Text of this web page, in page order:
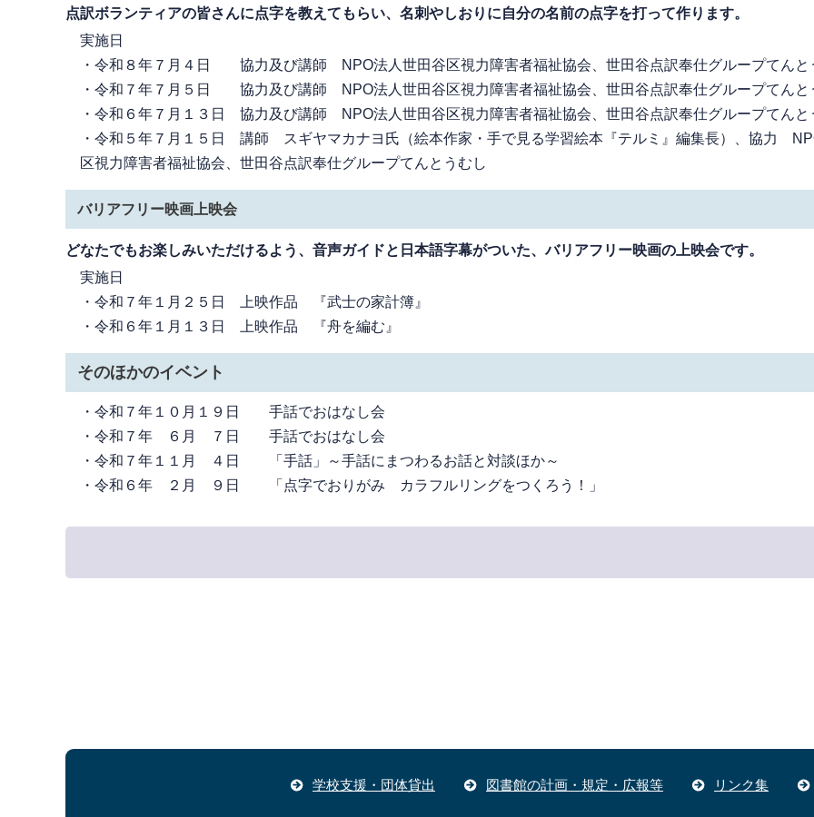
点訳ボランティアの皆さんに点字を教えてもらい、名刺やしおりに自分の名前の点字を打って作ります。
実施日
・令和８年７月４日 協力及び講師 NPO法人世田谷区視力障害者福祉協会、世田谷点訳奉仕グループてんと
・令和７年７月５日 協力及び講師 NPO法人世田谷区視力障害者福祉協会、世田谷点訳奉仕グループてんと
・令和６年７月１３日 協力及び講師 NPO法人世田谷区視力障害者福祉協会、世田谷点訳奉仕グループてんと
・令和５年７月１５日 講師 スギヤマカナヨ氏（絵本作家・手で見る学習絵本『テルミ』編集長）、協力
区視力障害者福祉協会、世田谷点訳奉仕グループてんとうむし
バリアフリー映画上映会
どなたでもお楽しみいただけるよう、音声ガイドと日本語字幕がついた、バリアフリー映画の上映会です。
実施日
・令和７年１月２５日 上映作品 『武士の家計簿』
・令和６年１月１３日 上映作品 『舟を編む』
そのほかのイベント
・令和７年１０月１９日 手話でおはなし会
・令和７年 ６月 ７日 手話でおはなし会
・令和７年１１月 ４日 「手話」～手話にまつわるお話と対談ほか～
・令和６年 ２月 ９日 「点字でおりがみ カラフルリングをつくろう！」
学校支援・団体貸出 図書館の計画・規定・広報等 リンク集